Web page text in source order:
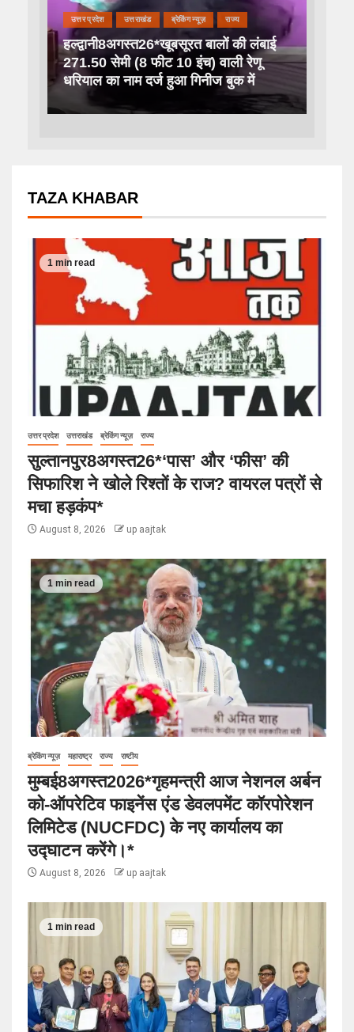
उत्तर प्रदेश उत्तराखंड ब्रेकिंग न्यूज़ राज्य
हल्द्वानी8अगस्त26*खूबसूरत बालों की लंबाई
271.50 सेमी (8 फीट 10 इंच) वाली रेणू
धरियाल का नाम दर्ज हुआ गिनीज बुक में
TAZA KHABAR
1 min read
उत्तर प्रदेश उत्तराखंड ब्रेकिंग न्यूज़ राज्य
सुल्तानपुर8अगस्त26*‘पास’ और ‘फीस’ की
सिफारिश ने खोले रिश्तों के राज? वायरल पत्रों से
मचा हड़कंप*
August 8, 2026 up aajtak
1 min read
ब्रेकिंग न्यूज़ महाराष्ट्र राज्य राष्टीय
मुम्बई8अगस्त2026*गृहमन्त्री आज नेशनल अर्बन
को-ऑपरेटिव फाइनेंस एंड डेवलपमेंट कॉरपोरेशन
लिमिटेड (NUCFDC) के नए कार्यालय का
उद्घाटन करेंगे।*
August 8, 2026 up aajtak
1 min read